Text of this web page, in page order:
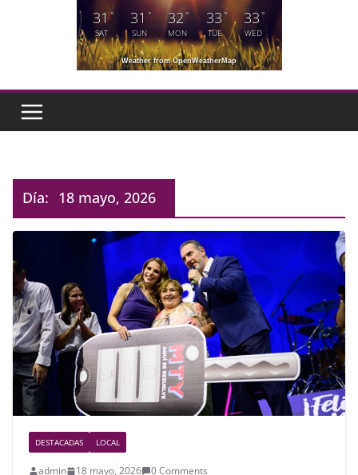
31°
SAT
31 °
SUN
32°
MON
33 °
TUE
33 °
WED
Weather from OpenWeatherMap
Día: 18 mayo, 2026
DESTACADAS LOCAL
admin 18 mayo, 2026 0 Comments